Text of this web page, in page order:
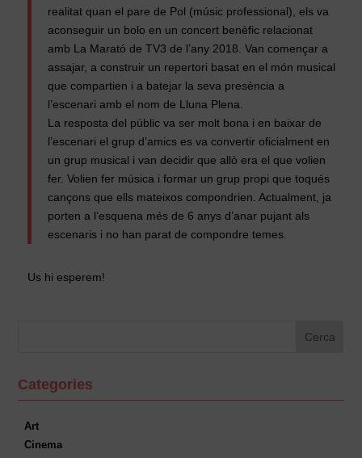
realitat quan el pare de Pol (músic professional), els va
aconseguir un bolo en un concert benèfic relacionat
amb La Marató de TV3 de l’any 2018. Van començar a
assajar, a construir un repertori basat en el món musical
que compartien i a batejar la seva presència a
l’escenari amb el nom de Lluna Plena.
La resposta del públic va ser molt bona i en baixar de
l’escenari el grup d’amics es va convertir oficialment en
un grup musical i van decidir que allò era el que volien
fer. Volien fer música i formar un grup propi que toqués
cançons que ells mateixos compondrien. Actualment, ja
porten a l’esquena més de 6 anys d’anar pujant als
escenaris i no han parat de compondre temes.
Us hi esperem!
Categories
Art
Cinema